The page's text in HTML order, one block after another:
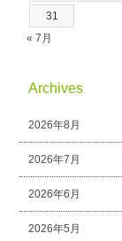
31
« 7月
Archives
2026年8月
2026年7月
2026年6月
2026年5月